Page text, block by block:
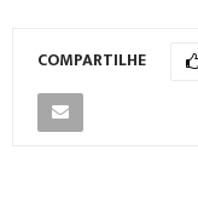
COMPARTILHE